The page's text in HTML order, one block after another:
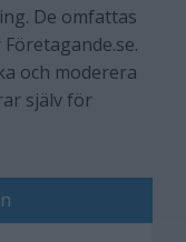
De omfattas
och moderera
själv för